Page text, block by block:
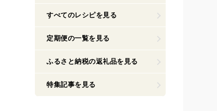
すべてのレシピを見る
定期便の一覧を見る
ふるさと納税の返礼品を見る
特集記事を見る